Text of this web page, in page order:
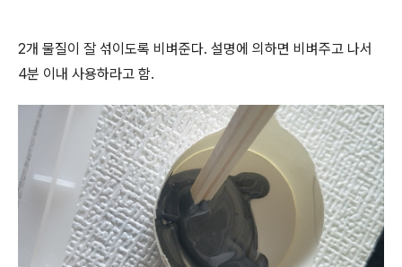
2개 물질이 잘 섞이도록 비벼준다. 설명에 의하면 비벼주고 나서
4분 이내 사용하라고 함.